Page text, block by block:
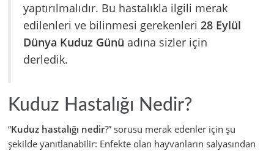
yaptırılmalıdır. Bu hastalıkla ilgili merak
edilenleri ve bilinmesi gerekenleri 28 Eylül
Dünya Kuduz Günü adına sizler için
derledik.
Kuduz Hastalığı Nedir?
“Kuduz hastalığı nedir?” sorusu merak edenler için şu
şekilde yanıtlanabilir: Enfekte olan hayvanların salyasından